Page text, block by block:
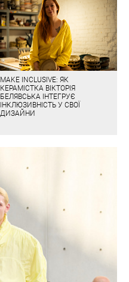
MAKE INCLUSIVE: ЯК
КЕРАМІСТКА ВІКТОРІЯ
БЕЛЯВСЬКА ІНТЕГРУЄ
ІНКЛЮЗИВНІСТЬ У СВОЇ
ДИЗАЙНИ